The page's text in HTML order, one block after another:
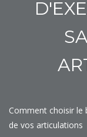
Comment choisir le
de vos articulations